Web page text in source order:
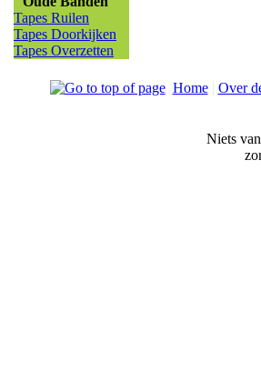
Tapes Ruilen
Tapes Doorkijken
Tapes Overzetten
Home| Over
Niets